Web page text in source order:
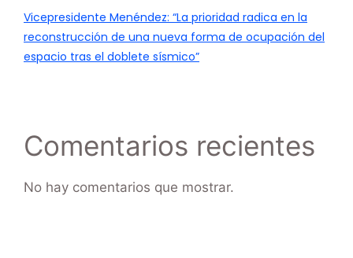
Vicepresidente Menéndez: “La prioridad radica en la
reconstrucción de una nueva forma de ocupación del
espacio tras el doblete sísmico”
Comentarios recientes
No hay comentarios que mostrar.